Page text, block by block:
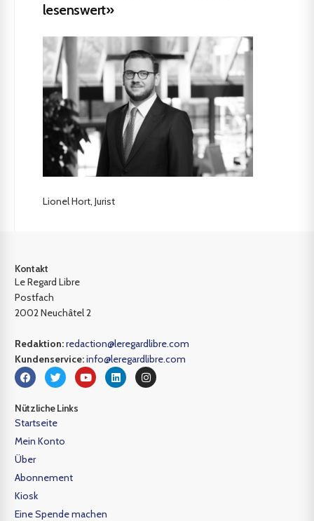
lesenswert»
Lionel Hort, Jurist
Kontakt
Le Regard Libre
Postfach
2002 Neuchâtel 2
Redaktion:redaction@leregardlibre.com
Kundenservice:info@leregardlibre.com
Nützliche Links
Startseite
Mein Konto
Über
Abonnement
Kiosk
Eine Spende machen